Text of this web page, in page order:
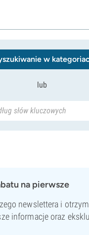
w
lub
na pierwsze
newslettera i
informacje oraz